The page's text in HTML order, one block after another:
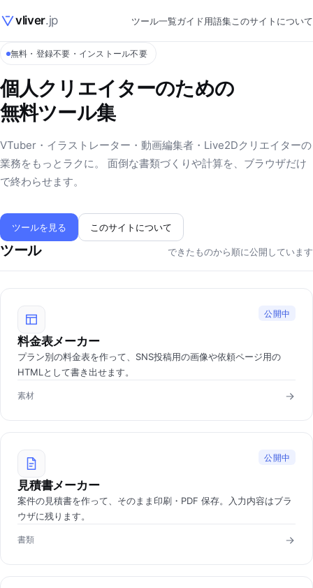
vliver.jp ツール一覧ガイド用語集このサイトについて
無料・登録不要・インストール不要
個人クリエイターのための
無料ツール集
VTuber・イラストレーター・動画編集者・Live2Dクリエイターの
業務をもっとラクに。 面倒な書類づくりや計算を、ブラウザだけ
で終わらせます。
ツールを見る このサイトについて
ツール できたものから順に公開しています
公開中
料金表メーカー
プラン別の料金表を作って、SNS投稿用の画像や依頼ページ用の
HTMLとして書き出せます。
素材
公開中
見積書メーカー
案件の見積書を作って、そのまま印刷・PDF 保存。入力内容はブラ
ウザに残ります。
書類